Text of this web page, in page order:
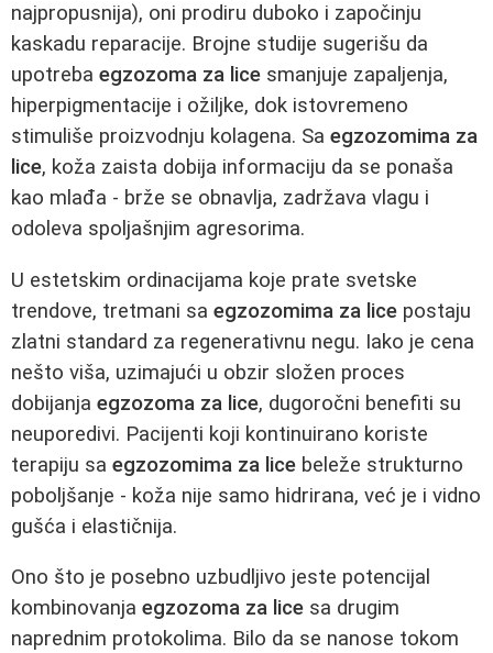
najpropusnija), oni prodiru duboko i započinju
kaskadu reparacije. Brojne studije sugerišu da
upotreba egzozoma za lice smanjuje zapaljenja,
hiperpigmentacije i ožiljke, dok istovremeno
stimuliše proizvodnju kolagena. Sa egzozomima za
lice, koža zaista dobija informaciju da se ponaša
kao mlađa - brže se obnavlja, zadržava vlagu i
odoleva spoljašnjim agresorima.
U estetskim ordinacijama koje prate svetske
trendove, tretmani sa egzozomima za lice postaju
zlatni standard za regenerativnu negu. Iako je cena
nešto viša, uzimajući u obzir složen proces
dobijanja egzozoma za lice, dugoročni benefiti su
neuporedivi. Pacijenti koji kontinuirano koriste
terapiju sa egzozomima za lice beleže strukturno
poboljšanje - koža nije samo hidrirana, već je i vidno
gušća i elastičnija.
Ono što je posebno uzbudljivo jeste potencijal
kombinovanja egzozoma za lice sa drugim
naprednim protokolima. Bilo da se nanose tokom